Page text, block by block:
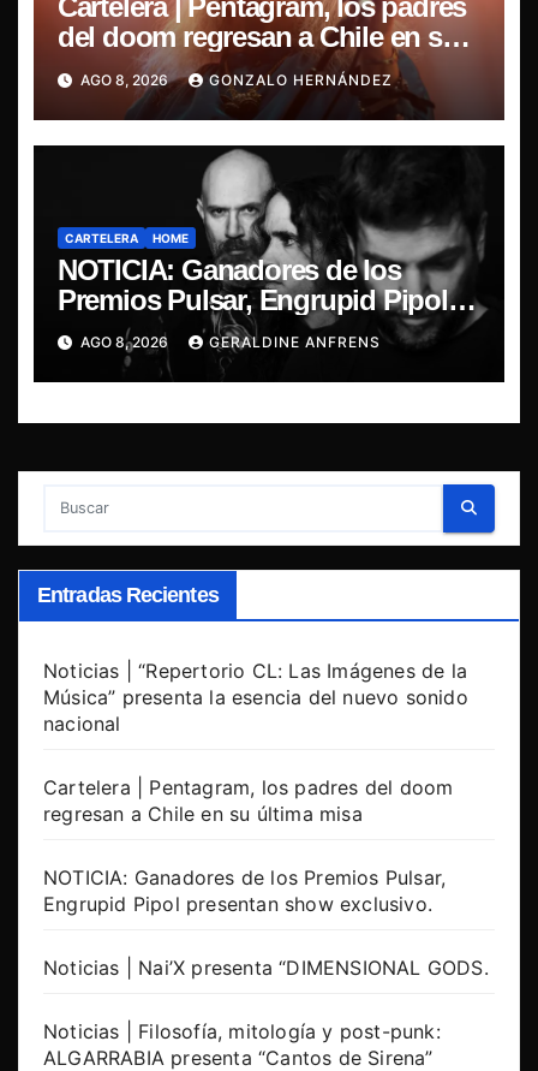
Cartelera | Pentagram, los padres
del doom regresan a Chile en su
última misa
AGO 8, 2026 GONZALO HERNÁNDEZ
CARTELERA HOME
NOTICIA: Ganadores de los
Premios Pulsar, Engrupid Pipol
presentan show exclusivo.
AGO 8, 2026 GERALDINE ANFRENS
Entradas Recientes
Noticias | “Repertorio CL: Las Imágenes de la
Música” presenta la esencia del nuevo sonido
nacional
Cartelera | Pentagram, los padres del doom
regresan a Chile en su última misa
NOTICIA: Ganadores de los Premios Pulsar,
Engrupid Pipol presentan show exclusivo.
Noticias | Nai’X presenta “DIMENSIONAL GODS.
Noticias | Filosofía, mitología y post-punk:
ALGARRABIA presenta “Cantos de Sirena”